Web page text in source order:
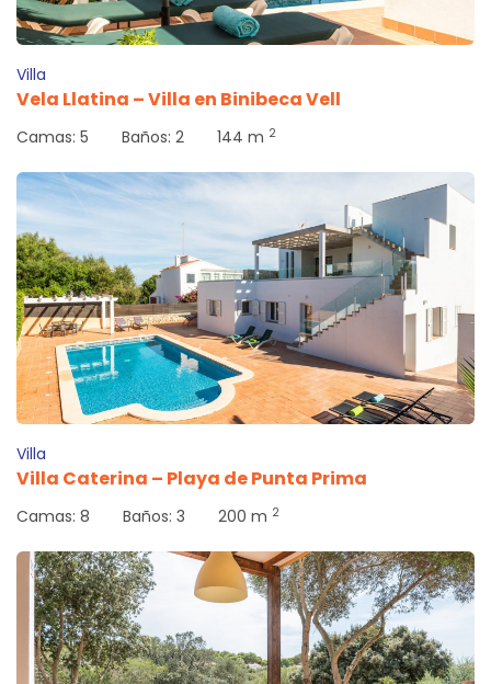
Villa
Vela Llatina – Villa en Binibeca Vell
Camas: 5 Baños: 2 144 m 2
Villa
Villa Caterina – Playa de Punta Prima
Camas: 8 Baños: 3 200 m 2